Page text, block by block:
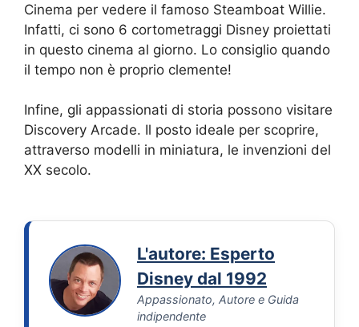
Cinema per vedere il famoso Steamboat Willie.
Infatti, ci sono 6 cortometraggi Disney proiettati
in questo cinema al giorno. Lo consiglio quando
il tempo non è proprio clemente!
Infine, gli appassionati di storia possono visitare
Discovery Arcade. Il posto ideale per scoprire,
attraverso modelli in miniatura, le invenzioni del
XX secolo.
L'autore: Esperto
Disney dal 1992
Appassionato, Autore e Guida
indipendente